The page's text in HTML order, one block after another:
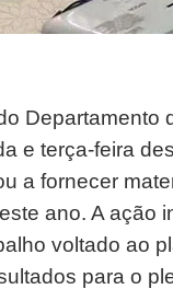
Departamento
e terça-feira
a fornecer
ano. A ação
voltado ao
para o